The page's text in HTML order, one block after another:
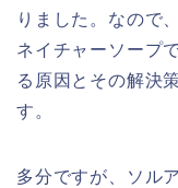
りました。なので
ネイチャーソープ
る原因とその解決
す。
多分ですが、ソル